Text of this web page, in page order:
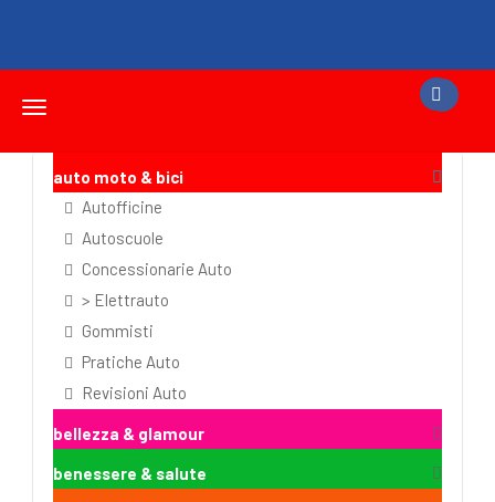
Toggle
auto moto & bici
Autofficine
Autoscuole
Concessionarie Auto
> Elettrauto
Gommisti
Pratiche Auto
Revisioni Auto
bellezza & glamour
benessere & salute